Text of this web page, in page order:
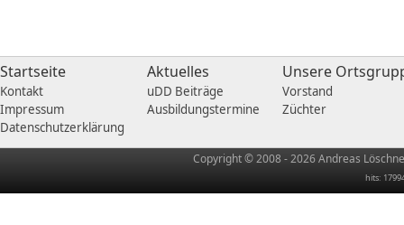
Startseite
Kontakt
Impressum
Datenschutzerklärung
Aktuelles
uDD Beiträge
Ausbildungstermine
Unsere
Vorstand
Züchter
Copyright © 2008 - 2026 Andreas
hits: